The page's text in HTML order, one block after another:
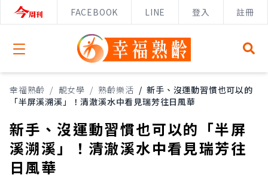
FACEBOOK LINE 登入 註冊
Open menu
幸福熟齡 / 靚女學 / 熟齡樂活 / 新手、沒運動習慣也可以的
「半屏溪溯溪」！清澈溪水中看見瑞芳往日風華
新手、沒運動習慣也可以的「半屏
溪溯溪」！清澈溪水中看見瑞芳往
日風華